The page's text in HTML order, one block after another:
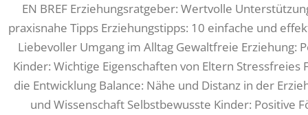
EN BREF Erziehungsratgeber: Wertvolle
praxisnahe Tipps Erziehungstipps: 10 einfache und
Liebevoller Umgang im Alltag Gewaltfreie Erziehung:
Kinder: Wichtige Eigenschaften von Eltern
die Entwicklung Balance: Nähe und Distanz in der
und Wissenschaft Selbstbewusste Kinder: Positive